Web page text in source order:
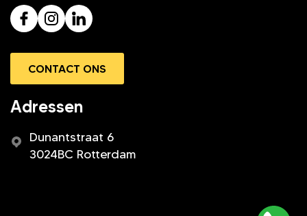
CONTACT ONS
Adressen
Dunantstraat 6
3024BC Rotterdam